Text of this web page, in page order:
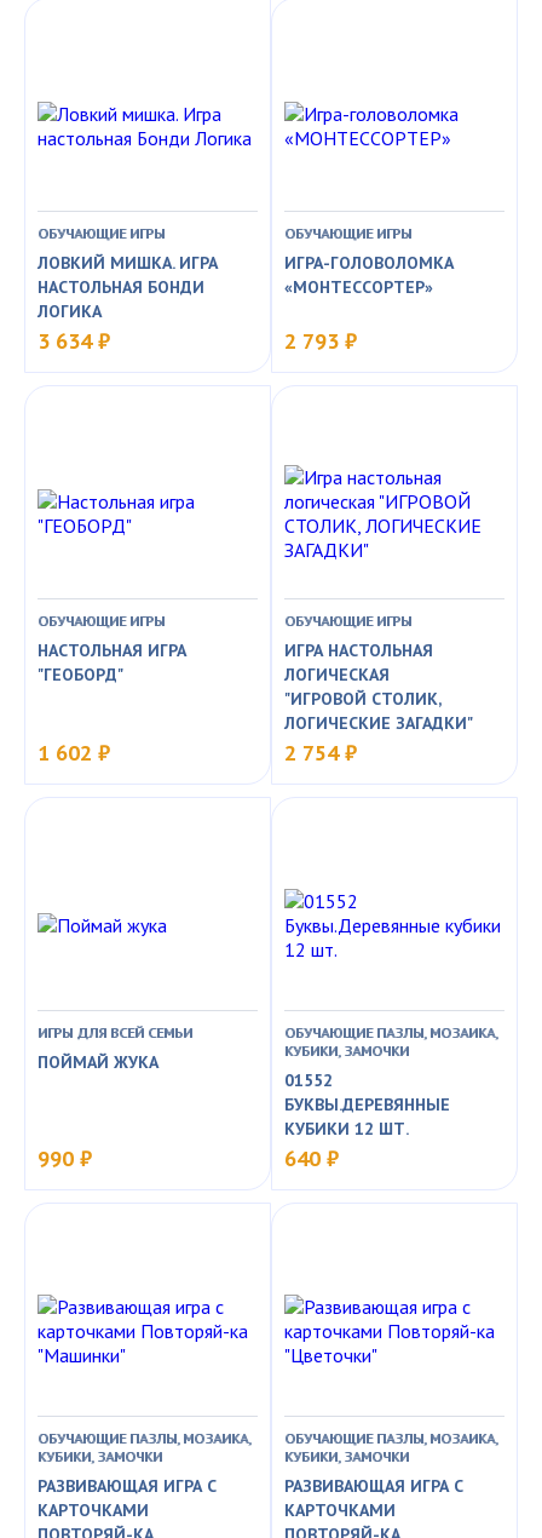
ОБУЧАЮЩИЕ ИГРЫ
ЛОВКИЙ МИШКА. ИГРА
НАСТОЛЬНАЯ БОНДИ
ЛОГИКА
3 634 ₽
ОБУЧАЮЩИЕ ИГРЫ
ИГРА-ГОЛОВОЛОМКА
«МОНТЕССОРТЕР»
2 793 ₽
ОБУЧАЮЩИЕ ИГРЫ
НАСТОЛЬНАЯ ИГРА
"ГЕОБОРД"
1 602 ₽
ОБУЧАЮЩИЕ ИГРЫ
ИГРА НАСТОЛЬНАЯ
ЛОГИЧЕСКАЯ
"ИГРОВОЙ СТОЛИК,
ЛОГИЧЕСКИЕ ЗАГАДКИ"
2 754 ₽
ИГРЫ ДЛЯ ВСЕЙ СЕМЬИ
ПОЙМАЙ ЖУКА
990 ₽
ОБУЧАЮЩИЕ ПАЗЛЫ, МОЗАИКА,
КУБИКИ, ЗАМОЧКИ
01552
БУКВЫ.ДЕРЕВЯННЫЕ
КУБИКИ 12 ШТ.
640 ₽
ОБУЧАЮЩИЕ ПАЗЛЫ, МОЗАИКА,
КУБИКИ, ЗАМОЧКИ
РАЗВИВАЮЩАЯ ИГРА С
КАРТОЧКАМИ
ОБУЧАЮЩИЕ ПАЗЛЫ, МОЗАИКА,
КУБИКИ, ЗАМОЧКИ
РАЗВИВАЮЩАЯ ИГРА С
КАРТОЧКАМИ